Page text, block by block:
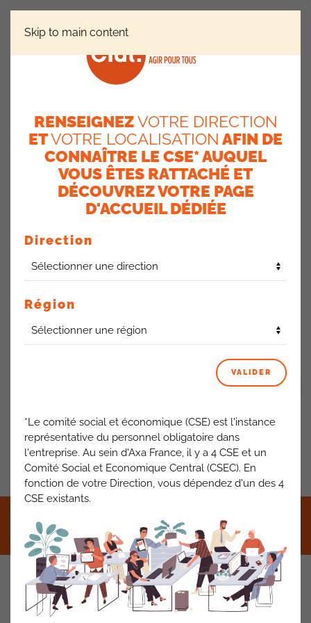
Skip to main content
OPERA : vie du site
19 juin 2024
Nouveaux Badges : les mails pour les prises de rendez-
vous photos sont partis ! Pensez-y sans tarder !
(Restaurant Inter Entreprise)
du site, contre le souhait d’AXA, ont décidé de fermer le
restaurant du 26 juillet au 11 août.
La Direction réfléchit à la mise en place d’une solution de
: tout le site va être équipé en éclairage LED.
VOIR TOUT
PRÉCÉDENT SUIVANT
Mentions légales
Contact
RENSEIGNEZVOTRE DIRECTION
ETVOTRE LOCALISATION AFIN DE
CONNAÎTRE LE CSE* AUQUEL
VOUS ÊTES RATTACHÉ ET
DÉCOUVREZ VOTRE PAGE
D'ACCUEIL DÉDIÉE
Direction
Région
VALIDER
*Le comité social et économique (CSE) est l'instance
représentative du personnel obligatoire dans
l'entreprise. Au sein d'Axa France, il y a 4 CSE et un
Comité Social et Economique Central (CSEC). En
fonction de votre Direction, vous dépendez d'un des 4
CSE existants.